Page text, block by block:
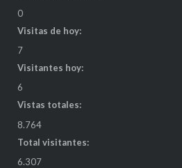
0
Visitas de hoy:
7
Visitantes hoy:
6
Vistas totales:
8.764
Total visitantes:
6.307